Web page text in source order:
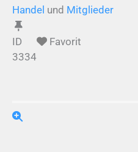
Handel und Mitglieder
ID
3334
Favorit